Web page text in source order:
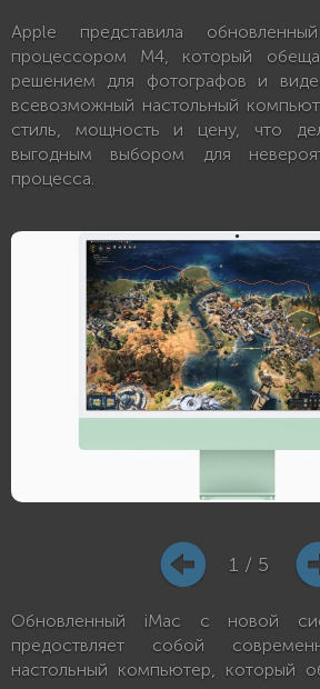
Apple представила
процессором M4, который
решением для фотографов и
всевозможный настольный
стиль, мощность и цену, что
выгодным выбором для
процесса.
1 / 5
Обновленный iMac с новой
предоствляет собой
настольный компьютер, который